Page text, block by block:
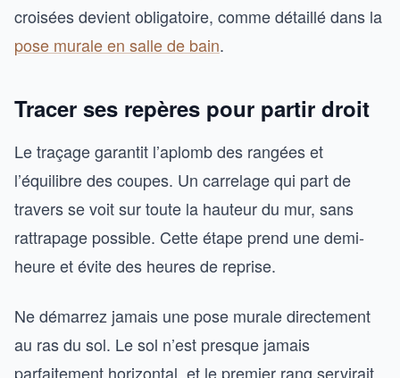
croisées devient obligatoire, comme détaillé dans la
pose murale en salle de bain.
Tracer ses repères pour partir droit
Le traçage garantit l’aplomb des rangées et
l’équilibre des coupes. Un carrelage qui part de
travers se voit sur toute la hauteur du mur, sans
rattrapage possible. Cette étape prend une demi-
heure et évite des heures de reprise.
Ne démarrez jamais une pose murale directement
au ras du sol. Le sol n’est presque jamais
parfaitement horizontal, et le premier rang servirait